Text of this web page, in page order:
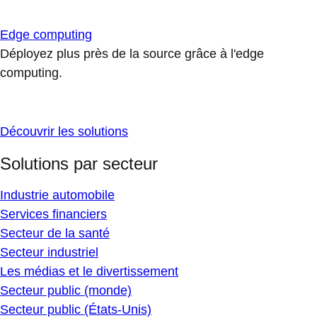
Edge computing
Déployez plus près de la source grâce à l'edge
computing.
Découvrir les solutions
Solutions par secteur
Industrie automobile
Services financiers
Secteur de la santé
Secteur industriel
Les médias et le divertissement
Secteur public (monde)
Secteur public (États-Unis)